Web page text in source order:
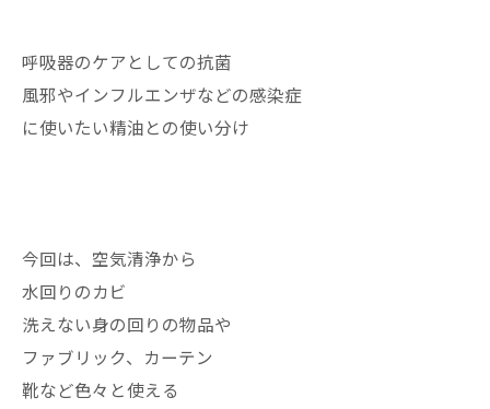
呼吸器のケアとしての抗菌
風邪やインフルエンザなどの感染症
に使いたい精油との使い分け
今回は、空気清浄から
水回りのカビ
洗えない身の回りの物品や
ファブリック、カーテン
靴など色々と使える